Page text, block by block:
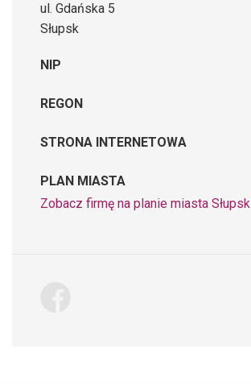
ul. Gdańska 5
Słupsk
NIP
REGON
STRONA INTERNETOWA
PLAN MIASTA
Zobacz firmę na planie miasta Słupsk